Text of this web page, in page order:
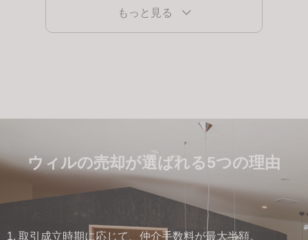
もっと見る
ウィルの売却が選ばれる5つの理由
1. 取引成立時期に応じて、仲介手数料が最大半額。